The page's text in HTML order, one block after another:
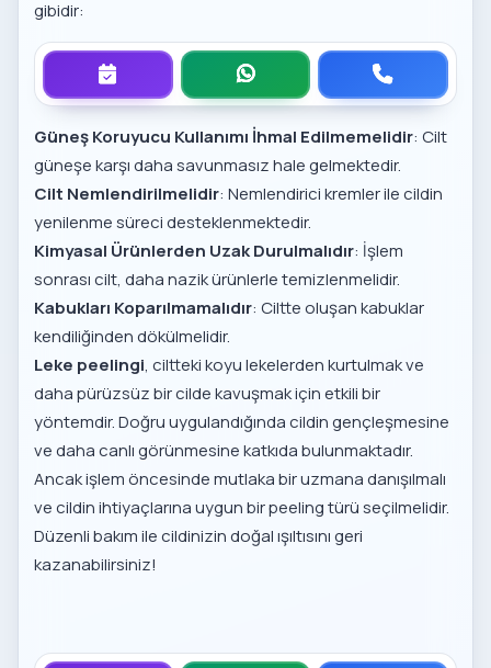
gibidir:
Güneş Koruyucu Kullanımı İhmal Edilmemelidir: Cilt
güneşe karşı daha savunmasız hale gelmektedir.
Cilt Nemlendirilmelidir: Nemlendirici kremler ile cildin
yenilenme süreci desteklenmektedir.
Kimyasal Ürünlerden Uzak Durulmalıdır: İşlem
sonrası cilt, daha nazik ürünlerle temizlenmelidir.
Kabukları Koparılmamalıdır: Ciltte oluşan kabuklar
kendiliğinden dökülmelidir.
Leke peelingi, ciltteki koyu lekelerden kurtulmak ve
daha pürüzsüz bir cilde kavuşmak için etkili bir
yöntemdir. Doğru uygulandığında cildin gençleşmesine
ve daha canlı görünmesine katkıda bulunmaktadır.
Ancak işlem öncesinde mutlaka bir uzmana danışılmalı
ve cildin ihtiyaçlarına uygun bir peeling türü seçilmelidir.
Düzenli bakım ile cildinizin doğal ışıltısını geri
kazanabilirsiniz!